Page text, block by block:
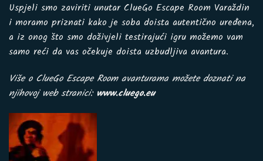
Uspjeli smo zaviriti unutar ClueGo Escape Room Varaždin
i moramo priznati kako je soba doista autentično uređena,
a iz onog što smo doživjeli testirajući igru možemo vam
samo reći da vas očekuje doista uzbudljiva avantura.
Više o ClueGo Escape Room avanturama možete doznati na
njihovoj web stranici: www.cluego.eu